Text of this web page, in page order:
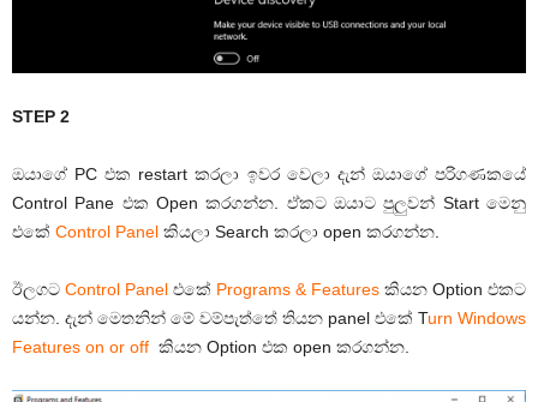
STEP 2
ඔයාගේ PC එක restart කරලා ඉවර වෙලා දැන් ඔයාගේ පරිගණකයේ
Control Pane එක Open කරගන්න. ඒකට ඔයාට පුලුවන් Start මෙනු
එකේ Control Panel කියලා Search කරලා open කරගන්න.
ඊලගට Control Panel එකේ Programs & Features කියන Option එකට
යන්න. දැන් මෙතනින් මේ වම්පැත්තේ තියන panel එකේ Turn Windows
Features on or off කියන Option එක open කරගන්න.